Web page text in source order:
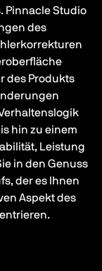
Pinnacle Studio
des
des Produkts
hin zu einem
Leistung
in den Genuss
der es Ihnen
Aspekt des